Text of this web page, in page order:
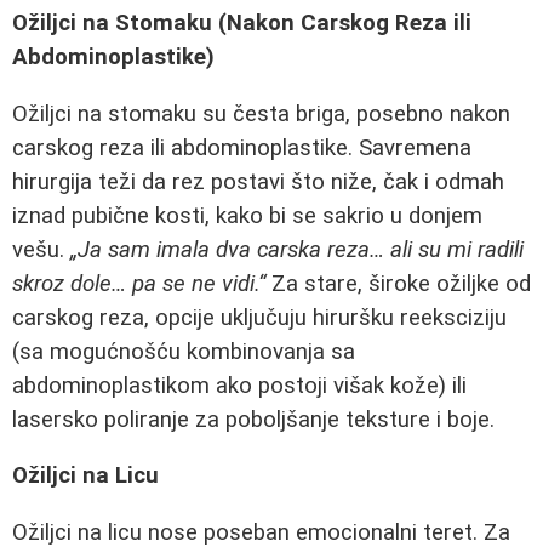
Ožiljci na Stomaku (Nakon Carskog Reza ili
Abdominoplastike)
Ožiljci na stomaku su česta briga, posebno nakon
carskog reza ili abdominoplastike. Savremena
hirurgija teži da rez postavi što niže, čak i odmah
iznad pubične kosti, kako bi se sakrio u donjem
vešu. „Ja sam imala dva carska reza… ali su mi radili
skroz dole… pa se ne vidi.“Za stare, široke ožiljke od
carskog reza, opcije uključuju hiruršku reeksciziju
(sa mogućnošću kombinovanja sa
abdominoplastikom ako postoji višak kože) ili
lasersko poliranje za poboljšanje teksture i boje.
Ožiljci na Licu
Ožiljci na licu nose poseban emocionalni teret. Za